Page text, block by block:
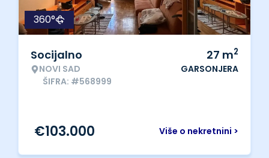
360°
Socijalno
NOVI SAD
ŠIFRA: #568999
27 m2
GARSONJERA
Više o nekretnini >
€103.000